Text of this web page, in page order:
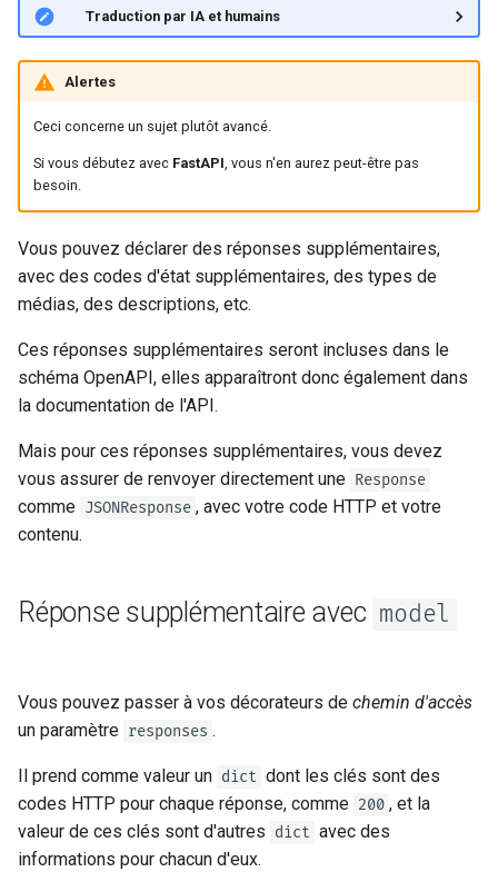
ko - 한국어
pt - português
ru - русский язык
zh-hant - 繁體中文
caractères
Paramètres de chemin et
validations numériques
requête
Corps - Champs
Corps - Modèles imbriqués
Déclarer des exemples de
données de requête
Types de données
supplémentaires
Paramètres d'en-tête
cookies
Modèles de paramètres d'en-
tête
Modèle de réponse - Type de
retour
Utiliser des dépendances
avec yield
prédéfinies et les réponses
personnalisées
Plus d'informations sur les
réponses OpenAPI
Concepts de déploiement
Déployer FastAPI sur des
fournisseurs cloud
avec workers
- Docker
Configurer OpenAPI de
manière conditionnelle
Étendre OpenAPI
Séparer les schémas
Héberger en propre les
ressources statiques de l’UI
Configurer Swagger UI
Tester une base de données
Utiliser les anciens codes
d'erreur d'authentification 403
Dependencies - Depends()
and Security()
APIRouter class
Background Tasks -
Request class
WebSockets
HTTPConnection class
Custom Response Classes -
File, HTML, Redirect,
Streaming, etc.
EventSourceResponse and
Middleware
OpenAPI
Security Tools
Encoders - jsonable_encoder
External Links
FastAPI and friends
newsletter
🌐 Traduction par IA et humains
Alertes
Ceci concerne un sujet plutôt avancé.
Si vous débutez avec FastAPI, vous n'en aurez peut-être pas
besoin.
Vous pouvez déclarer des réponses supplémentaires,
avec des codes d'état supplémentaires, des types de
médias, des descriptions, etc.
Ces réponses supplémentaires seront incluses dans le
schéma OpenAPI, elles apparaîtront donc également dans
la documentation de l'API.
Mais pour ces réponses supplémentaires, vous devez
vous assurer de renvoyer directement une Response
comme JSONResponse , avec votre code HTTP et votre
contenu.
Réponse supplémentaire avec model
Vous pouvez passer à vos décorateurs de chemin d'accès
un paramètre responses .
Il prend comme valeur un dict dont les clés sont des
codes HTTP pour chaque réponse, comme 200 , et la
valeur de ces clés sont d'autres dict avec des
informations pour chacun d'eux.